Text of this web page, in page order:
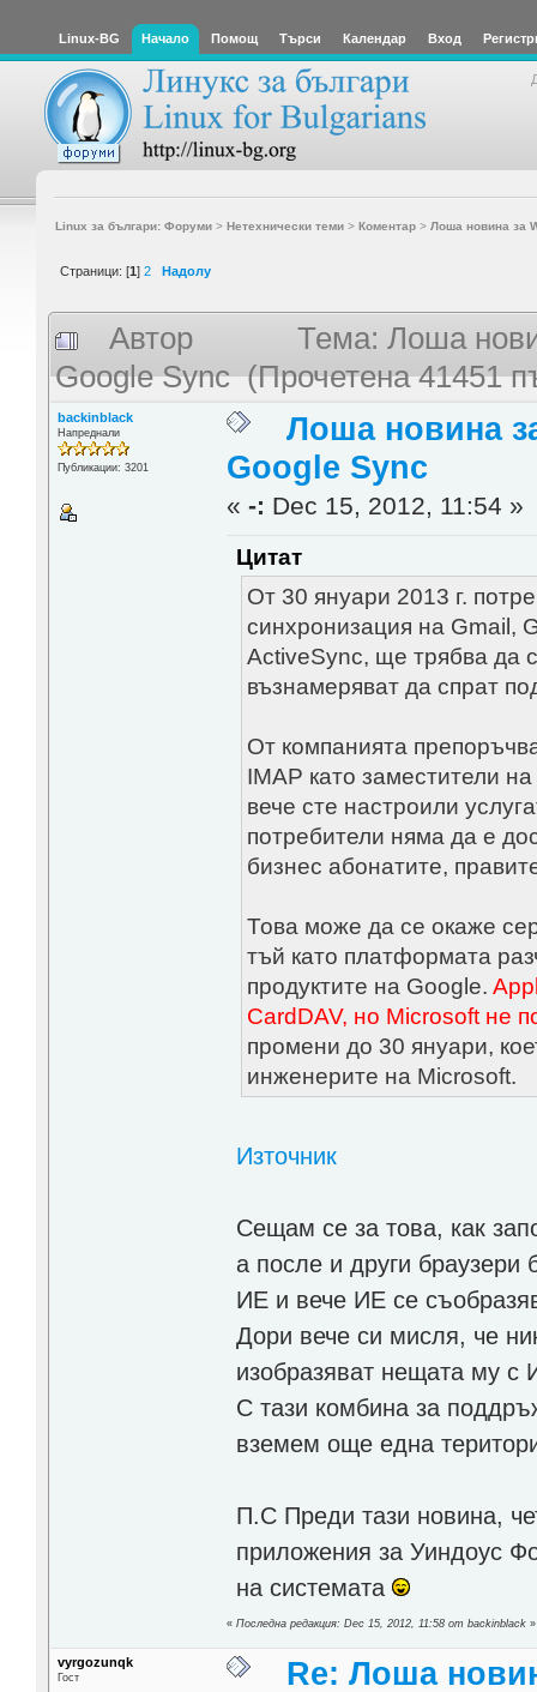
Linux-BG Начало Помощ Търси Календар Вход
Linux за българи: Форуми> Нетехнически теми> Коментар> Лоша новина за
Страници: [1] 2 Надолу
Автор
Тема: Лоша
Google Sync (Прочетена 41451
backinblack
Напреднали
Публикации: 3201
Лоша новина
Google Sync
«-: Dec 15, 2012, 11:54 »
Цитат
От 30 януари 2013 г.
синхронизация на Gmail,
ActiveSync, ще трябва да
възнамеряват да спрат
От компанията
IMAP като заместители
вече сте настроили
потребители няма да е
бизнес абонатите,
Това може да се окаже
тъй като платформата
продуктите на Google.
CardDAV, но Microsoft не
промени до 30 януари,
инженерите на Microsoft.
Източник
Сещам се за това, как
а после и други
ИЕ и вече ИЕ се
Дори вече си мисля, че
изобразяват нещата му с
С тази комбина за
вземем още една
П.С Преди тази новина,
приложения за Уиндоус
на системата
«Последна редакция: Dec 15, 2012, 11:58 от backinblack »
vyrgozunqk
Гост
Re: Лоша